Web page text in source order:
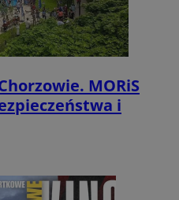
MORiS
i